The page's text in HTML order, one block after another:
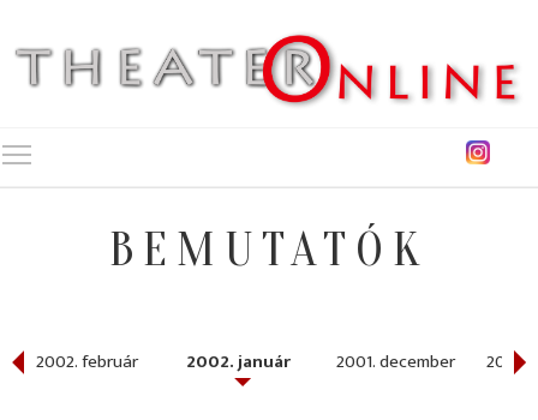
BEMUTATÓK
2002. február 2002. január 2001. december 2001.